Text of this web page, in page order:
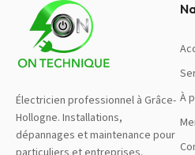
Électricien professionnel à Grâce-
Hollogne. Installations,
dépannages et maintenance pour
À